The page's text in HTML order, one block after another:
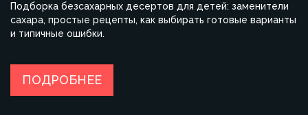
Подборка безсахарных десертов для детей: заменители
сахара, простые рецепты, как выбирать готовые варианты
и типичные ошибки.
ПОДРОБНЕЕ